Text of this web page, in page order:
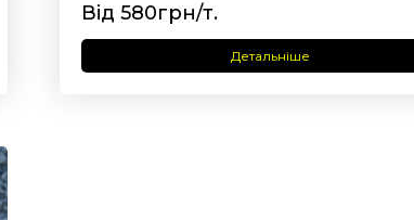
Від 580грн/т.
Детальніше